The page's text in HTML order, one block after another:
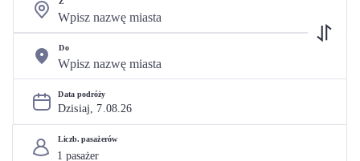
Do
Data podróży
Dzisiaj, 7.08.26
Liczb. pasażerów